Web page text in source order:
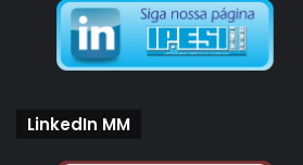
Tecnologia
LinkedIn MM